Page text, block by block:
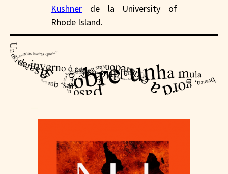
Kushner de la University of
Rhode Island.